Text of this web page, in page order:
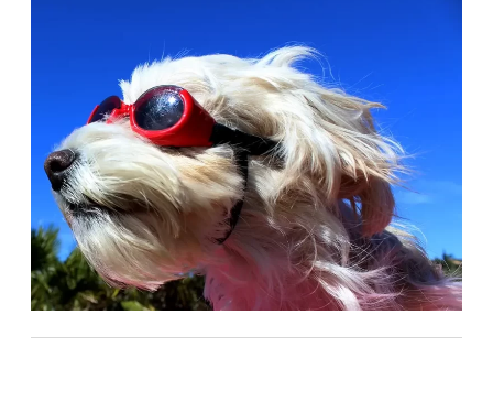
自
動
車
が
必
須
だ
っ